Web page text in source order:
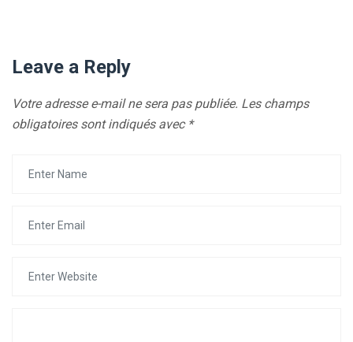
Leave a Reply
Votre adresse e-mail ne sera pas publiée. Les champs
obligatoires sont indiqués avec *